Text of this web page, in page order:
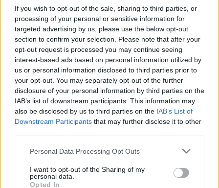
If you wish to opt-out of the sale, sharing to third parties, or
processing of your personal or sensitive information for
targeted advertising by us, please use the below opt-out
section to confirm your selection. Please note that after your
opt-out request is processed you may continue seeing
interest-based ads based on personal information utilized by
us or personal information disclosed to third parties prior to
your opt-out. You may separately opt-out of the further
disclosure of your personal information by third parties on the
IAB’s list of downstream participants. This information may
also be disclosed by us to third parties on the IAB’s List of
Downstream Participants that may further disclose it to other
Please note that this website/app uses one or more Google
not limited to your visit or usage behaviour. You may click to
grant or deny consent to Google and its third-party tags to
Personal Data Processing Opt Outs
I want to opt-out of the Sharing of my
personal data.
Opted In
bakom Byström i sitt första lopp för Sågmyra
SK sedan ungdomstiden. Simon Andersson,
Falun Borlänge, Simon Persson, SK Bore och
Lager 157 Ski Team och Martin Johansson, IFK
Mora SK radade upp sig tätt där bakom.
Av dessa stakade också unge Oscar Persson
loppet och förlorade teamkampen mot Fredrik
Byström med fyra sekunder.
Resultat
Bruksvallsloppet
1. Johan Olsson 40.31.6
2. Marcus Hellner + 5.4